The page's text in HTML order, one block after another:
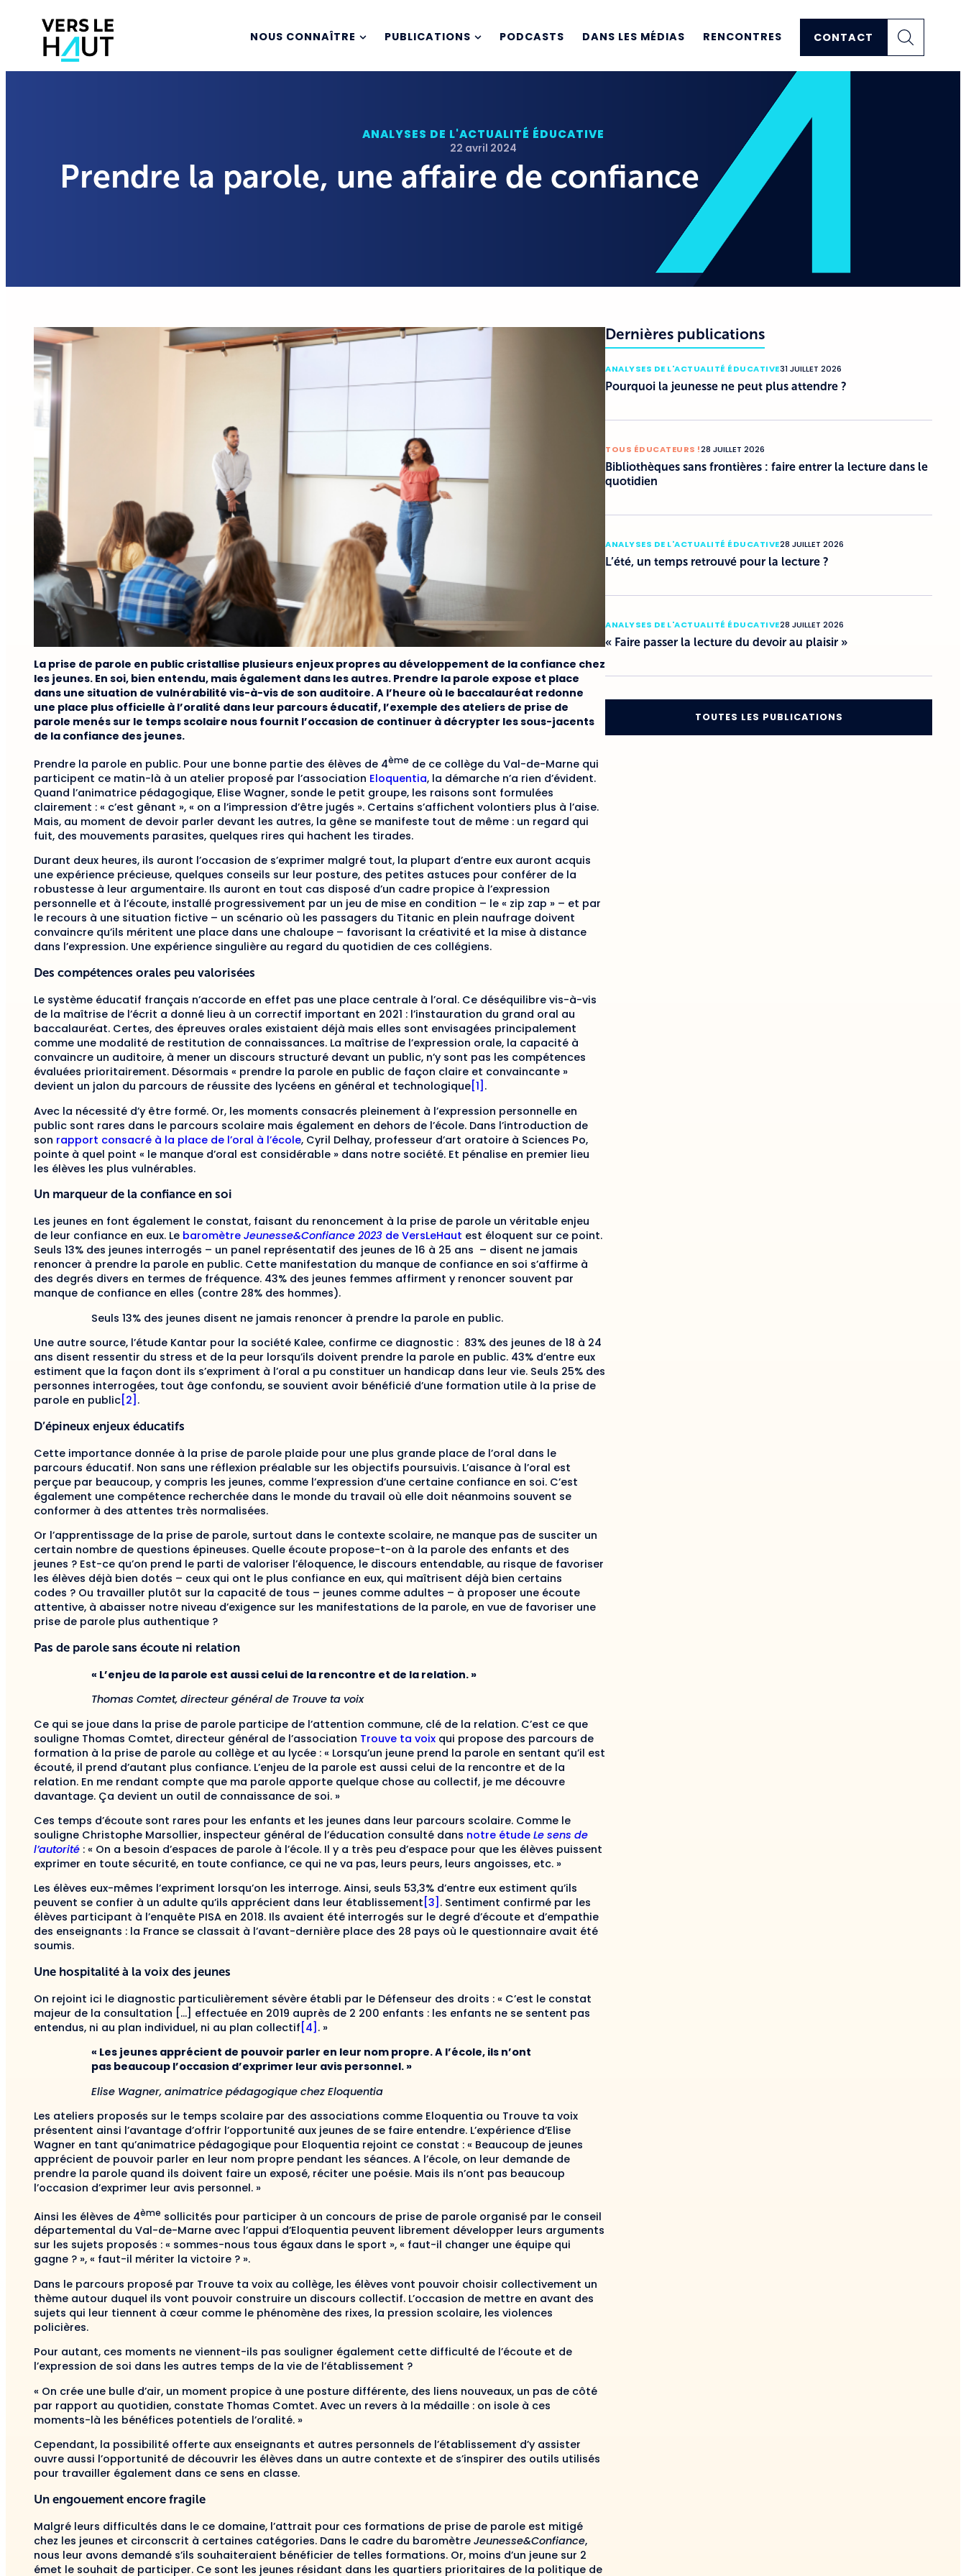
NOUS CONNAÎTRE PUBLICATIONS PODCASTS DANS LES MÉDIAS RENCONTRES CONTACT
ANALYSES DE L'ACTUALITÉ ÉDUCATIVE
22 avril 2024
Prendre la parole, une affaire de confiance
La prise de parole en public cristallise plusieurs enjeux propres au développement de la confiance chez
les jeunes. En soi, bien entendu, mais également dans les autres. Prendre la parole expose et place
dans une situation de vulnérabilité vis-à-vis de son auditoire. A l’heure où le baccalauréat redonne
une place plus officielle à l’oralité dans leur parcours éducatif, l’exemple des ateliers de prise de
parole menés sur le temps scolaire nous fournit l’occasion de continuer à décrypter les sous-jacents
de la confiance des jeunes.
Prendre la parole en public. Pour une bonne partie des élèves de 4ème de ce collège du Val-de-Marne qui
participent ce matin-là à un atelier proposé par l’association Eloquentia, la démarche n’a rien d’évident.
Quand l’animatrice pédagogique, Elise Wagner, sonde le petit groupe, les raisons sont formulées
clairement : « c’est gênant », « on a l’impression d’être jugés ». Certains s’affichent volontiers plus à l’aise.
Mais, au moment de devoir parler devant les autres, la gêne se manifeste tout de même : un regard qui
fuit, des mouvements parasites, quelques rires qui hachent les tirades.
Durant deux heures, ils auront l’occasion de s’exprimer malgré tout, la plupart d’entre eux auront acquis
une expérience précieuse, quelques conseils sur leur posture, des petites astuces pour conférer de la
robustesse à leur argumentaire. Ils auront en tout cas disposé d’un cadre propice à l’expression
personnelle et à l’écoute, installé progressivement par un jeu de mise en condition – le « zip zap » – et par
le recours à une situation fictive – un scénario où les passagers du Titanic en plein naufrage doivent
convaincre qu’ils méritent une place dans une chaloupe – favorisant la créativité et la mise à distance
dans l’expression. Une expérience singulière au regard du quotidien de ces collégiens.
Des compétences orales peu valorisées
Le système éducatif français n’accorde en effet pas une place centrale à l’oral. Ce déséquilibre vis-à-vis
de la maîtrise de l’écrit a donné lieu à un correctif important en 2021 : l’instauration du grand oral au
baccalauréat. Certes, des épreuves orales existaient déjà mais elles sont envisagées principalement
comme une modalité de restitution de connaissances. La maîtrise de l’expression orale, la capacité à
convaincre un auditoire, à mener un discours structuré devant un public, n’y sont pas les compétences
évaluées prioritairement. Désormais « prendre la parole en public de façon claire et convaincante »
devient un jalon du parcours de réussite des lycéens en général et technologique [1] .
Avec la nécessité d’y être formé. Or, les moments consacrés pleinement à l’expression personnelle en
public sont rares dans le parcours scolaire mais également en dehors de l’école. Dans l’introduction de
son rapport consacré à la place de l’oral à l’école, Cyril Delhay, professeur d’art oratoire à Sciences Po,
pointe à quel point « le manque d’oral est considérable » dans notre société. Et pénalise en premier lieu
les élèves les plus vulnérables.
Un marqueur de la confiance en soi
Les jeunes en font également le constat, faisant du renoncement à la prise de parole un véritable enjeu
de leur confiance en eux. Le baromètre Jeunesse&Confiance 2023 de VersLeHaut est éloquent sur ce point.
Seuls 13% des jeunes interrogés – un panel représentatif des jeunes de 16 à 25 ans – disent ne jamais
renoncer à prendre la parole en public. Cette manifestation du manque de confiance en soi s’affirme à
des degrés divers en termes de fréquence. 43% des jeunes femmes affirment y renoncer souvent par
manque de confiance en elles (contre 28% des hommes).
Seuls 13% des jeunes disent ne jamais renoncer à prendre la parole en public.
Une autre source, l’étude Kantar pour la société Kalee, confirme ce diagnostic : 83% des jeunes de 18 à 24
ans disent ressentir du stress et de la peur lorsqu’ils doivent prendre la parole en public. 43% d’entre eux
estiment que la façon dont ils s’expriment à l’oral a pu constituer un handicap dans leur vie. Seuls 25% des
personnes interrogées, tout âge confondu, se souvient avoir bénéficié d’une formation utile à la prise de
parole en public [2] .
D’épineux enjeux éducatifs
Cette importance donnée à la prise de parole plaide pour une plus grande place de l’oral dans le
parcours éducatif. Non sans une réflexion préalable sur les objectifs poursuivis. L’aisance à l’oral est
perçue par beaucoup, y compris les jeunes, comme l’expression d’une certaine confiance en soi. C’est
également une compétence recherchée dans le monde du travail où elle doit néanmoins souvent se
conformer à des attentes très normalisées.
Or l’apprentissage de la prise de parole, surtout dans le contexte scolaire, ne manque pas de susciter un
certain nombre de questions épineuses. Quelle écoute propose-t-on à la parole des enfants et des
jeunes ? Est-ce qu’on prend le parti de valoriser l’éloquence, le discours entendable, au risque de favoriser
les élèves déjà bien dotés – ceux qui ont le plus confiance en eux, qui maîtrisent déjà bien certains
codes ? Ou travailler plutôt sur la capacité de tous – jeunes comme adultes – à proposer une écoute
attentive, à abaisser notre niveau d’exigence sur les manifestations de la parole, en vue de favoriser une
prise de parole plus authentique ?
Pas de parole sans écoute ni relation
« L’enjeu de la parole est aussi celui de la rencontre et de la relation. »
Thomas Comtet, directeur général de Trouve ta voix
Ce qui se joue dans la prise de parole participe de l’attention commune, clé de la relation. C’est ce que
souligne Thomas Comtet, directeur général de l’association Trouve ta voix qui propose des parcours de
formation à la prise de parole au collège et au lycée : « Lorsqu’un jeune prend la parole en sentant qu’il est
écouté, il prend d’autant plus confiance. L’enjeu de la parole est aussi celui de la rencontre et de la
relation. En me rendant compte que ma parole apporte quelque chose au collectif, je me découvre
davantage. Ça devient un outil de connaissance de soi. »
Ces temps d’écoute sont rares pour les enfants et les jeunes dans leur parcours scolaire. Comme le
souligne Christophe Marsollier, inspecteur général de l’éducation consulté dans notre étude Le sens de
l’autorité : « On a besoin d’espaces de parole à l’école. Il y a très peu d’espace pour que les élèves puissent
exprimer en toute sécurité, en toute confiance, ce qui ne va pas, leurs peurs, leurs angoisses, etc. »
Les élèves eux-mêmes l’expriment lorsqu’on les interroge. Ainsi, seuls 53,3% d’entre eux estiment qu’ils
peuvent se confier à un adulte qu’ils apprécient dans leur établissement [3] . Sentiment confirmé par les
élèves participant à l’enquête PISA en 2018. Ils avaient été interrogés sur le degré d’écoute et d’empathie
des enseignants : la France se classait à l’avant-dernière place des 28 pays où le questionnaire avait été
soumis.
Une hospitalité à la voix des jeunes
On rejoint ici le diagnostic particulièrement sévère établi par le Défenseur des droits : « C’est le constat
majeur de la consultation […] effectuée en 2019 auprès de 2 200 enfants : les enfants ne se sentent pas
entendus, ni au plan individuel, ni au plan collectif [4] . »
« Les jeunes apprécient de pouvoir parler en leur nom propre. A l’école, ils n’ont
pas beaucoup l’occasion d’exprimer leur avis personnel. »
Elise Wagner, animatrice pédagogique chez Eloquentia
Les ateliers proposés sur le temps scolaire par des associations comme Eloquentia ou Trouve ta voix
présentent ainsi l’avantage d’offrir l’opportunité aux jeunes de se faire entendre. L’expérience d’Elise
Wagner en tant qu’animatrice pédagogique pour Eloquentia rejoint ce constat : « Beaucoup de jeunes
apprécient de pouvoir parler en leur nom propre pendant les séances. A l’école, on leur demande de
prendre la parole quand ils doivent faire un exposé, réciter une poésie. Mais ils n’ont pas beaucoup
l’occasion d’exprimer leur avis personnel. »
Ainsi les élèves de 4ème sollicités pour participer à un concours de prise de parole organisé par le conseil
départemental du Val-de-Marne avec l’appui d’Eloquentia peuvent librement développer leurs arguments
sur les sujets proposés : « sommes-nous tous égaux dans le sport », « faut-il changer une équipe qui
gagne ? », « faut-il mériter la victoire ? ».
Dans le parcours proposé par Trouve ta voix au collège, les élèves vont pouvoir choisir collectivement un
thème autour duquel ils vont pouvoir construire un discours collectif. L’occasion de mettre en avant des
sujets qui leur tiennent à cœur comme le phénomène des rixes, la pression scolaire, les violences
policières.
Pour autant, ces moments ne viennent-ils pas souligner également cette difficulté de l’écoute et de
l’expression de soi dans les autres temps de la vie de l’établissement ?
« On crée une bulle d’air, un moment propice à une posture différente, des liens nouveaux, un pas de côté
par rapport au quotidien, constate Thomas Comtet. Avec un revers à la médaille : on isole à ces
moments-là les bénéfices potentiels de l’oralité. »
Cependant, la possibilité offerte aux enseignants et autres personnels de l’établissement d’y assister
ouvre aussi l’opportunité de découvrir les élèves dans un autre contexte et de s’inspirer des outils utilisés
pour travailler également dans ce sens en classe.
Un engouement encore fragile
Malgré leurs difficultés dans le ce domaine, l’attrait pour ces formations de prise de parole est mitigé
chez les jeunes et circonscrit à certaines catégories. Dans le cadre du baromètre Jeunesse&Confiance,
nous leur avons demandé s’ils souhaiteraient bénéficier de telles formations. Or, moins d’un jeune sur 2
émet le souhait de participer. Ce sont les jeunes résidant dans les quartiers prioritaires de la politique de
Dernières publications
ANALYSES DE L'ACTUALITÉ ÉDUCATIVE31 JUILLET 2026
Pourquoi la jeunesse ne peut plus attendre ?
TOUS ÉDUCATEURS !28 JUILLET 2026
Bibliothèques sans frontières : faire entrer la lecture dans le
quotidien
ANALYSES DE L'ACTUALITÉ ÉDUCATIVE28 JUILLET 2026
L’été, un temps retrouvé pour la lecture ?
ANALYSES DE L'ACTUALITÉ ÉDUCATIVE28 JUILLET 2026
« Faire passer la lecture du devoir au plaisir »
TOUTES LES PUBLICATIONS